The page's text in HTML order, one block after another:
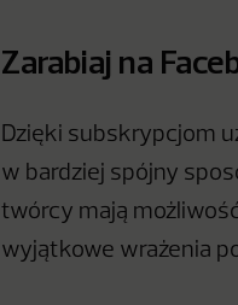
Zarabiaj na
Dzięki subskrypcjom
w bardziej spójny
twórcy mają
wyjątkowe wrażenia